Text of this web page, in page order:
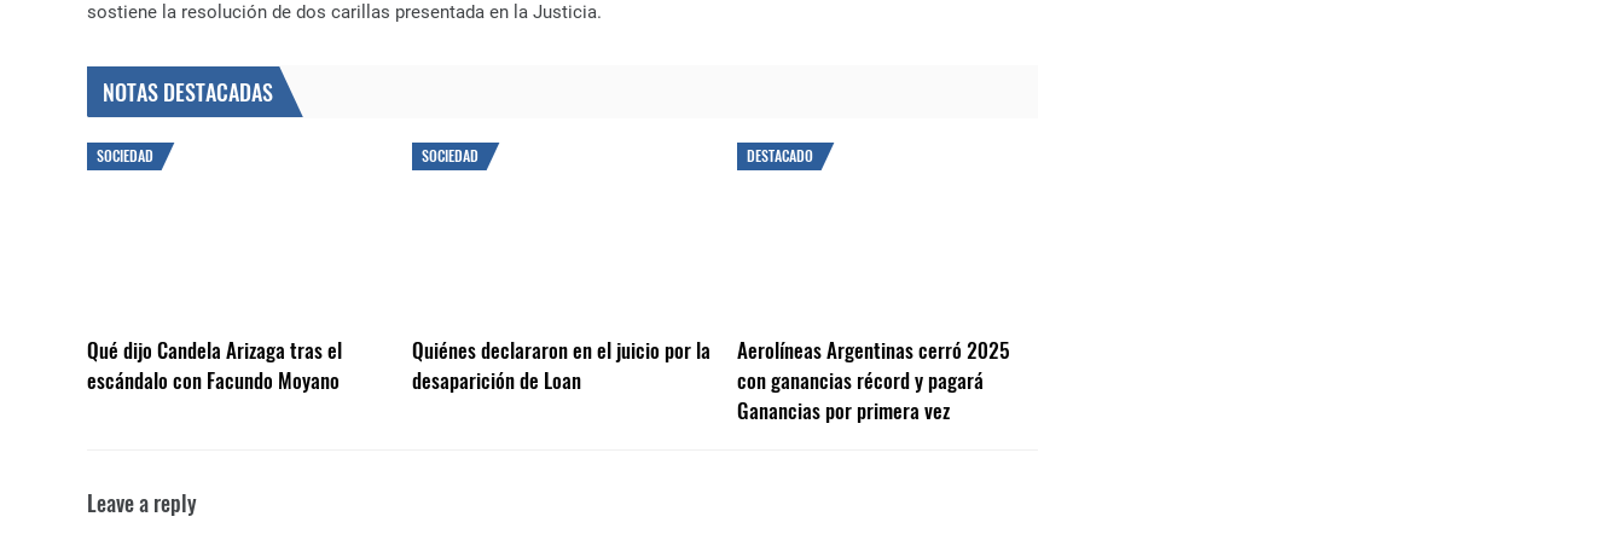
sostiene la resolución de dos carillas presentada en la Justicia.
NOTAS DESTACADAS
SOCIEDAD
Qué dijo Candela Arizaga tras el
escándalo con Facundo Moyano
SOCIEDAD
Quiénes declararon en el juicio por la
desaparición de Loan
DESTACADO
Aerolíneas Argentinas cerró 2025
con ganancias récord y pagará
Ganancias por primera vez
Leave a reply